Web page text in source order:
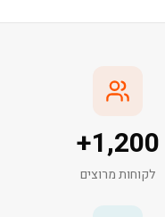
1,200
+
לקוחות מרוצים